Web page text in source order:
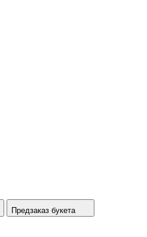
Предзаказ букета